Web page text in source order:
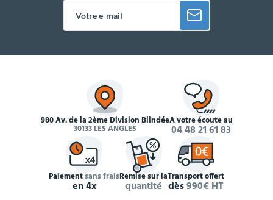
980 Av. de la 2ème Division Blindée
30133 LES ANGLES
À votre écoute au
04 48 21 61 83
Paiementsans frais
en 4x
Remise sur la
quantité
Transport offert
dès990€ HT